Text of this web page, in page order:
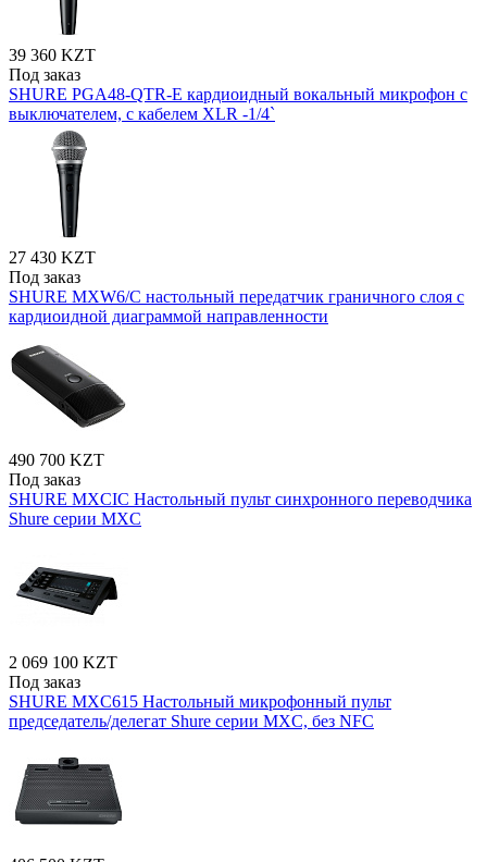
39 360 KZT
Под заказ
SHURE PGA48-QTR-E кардиоидный вокальный микрофон c
выключателем, с кабелем XLR -1/4`
27 430 KZT
Под заказ
SHURE MXW6/C настольный передатчик граничного слоя с
кардиоидной диаграммой направленности
490 700 KZT
Под заказ
SHURE MXCIC Настольный пульт синхронного переводчика
Shure серии MXC
2 069 100 KZT
Под заказ
SHURE MXC615 Настольный микрофонный пульт
председатель/делегат Shure серии MXC, без NFC